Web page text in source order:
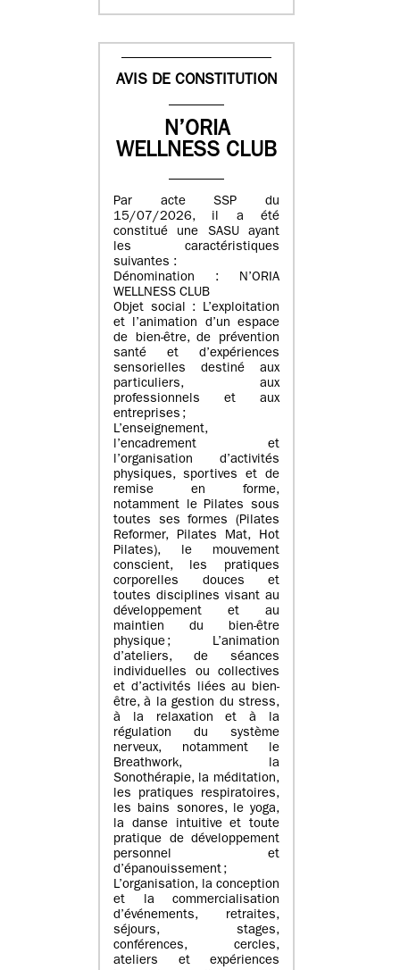
AVIS DE CONSTITUTION
N’ORIA
WELLNESS CLUB
Par acte SSP du
15/07/2026, il a été
constitué une SASU ayant
les caractéristiques
suivantes :
Dénomination : N’ORIA
WELLNESS CLUB
Objet social : L’exploitation
et l’animation d’un espace
de bien-être, de prévention
santé et d’expériences
sensorielles destiné aux
particuliers, aux
professionnels et aux
entreprises ;
L’enseignement,
l’encadrement et
l’organisation d’activités
physiques, sportives et de
remise en forme,
notamment le Pilates sous
toutes ses formes (Pilates
Reformer, Pilates Mat, Hot
Pilates), le mouvement
conscient, les pratiques
corporelles douces et
toutes disciplines visant au
développement et au
maintien du bien-être
physique ; L’animation
d’ateliers, de séances
individuelles ou collectives
et d’activités liées au bien-
être, à la gestion du stress,
à la relaxation et à la
régulation du système
nerveux, notamment le
Breathwork, la
Sonothérapie, la méditation,
les pratiques respiratoires,
les bains sonores, le yoga,
la danse intuitive et toute
pratique de développement
personnel et
d’épanouissement ;
L’organisation, la conception
et la commercialisation
d’événements, retraites,
séjours, stages,
conférences, cercles,
ateliers et expériences